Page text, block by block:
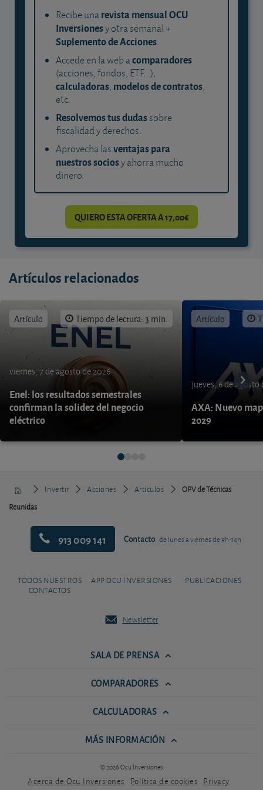
Recibe unarevista mensual OCU
Inversionesy otra semanal +
Suplemento de Acciones.
Accede en la web acomparadores
(acciones, fondos, ETF...),
calculadoras, modelos de contratos,
etc.
Resolvemos tus dudassobre
fiscalidad y derechos.
Aprovecha lasventajas para
nuestros sociosy ahorra mucho
dinero.
QUIERO ESTA OFERTA A 17,00€
Artículos relacionados
Artículo Tiempo de lectura: 3 min.
viernes, 7 de agosto de 2026
Enel: los resultados semestrales
confirman la solidez del negocio
eléctrico
Artículo
jueves, 6 de agosto
AXA: Nuevo
2029
Invertir Acciones Artículos
OPV de Técnicas
Reunidas
913 009 141 Contacto de lunes a viernes de 9h-14h
TODOS NUESTROS
CONTACTOS
APP OCU INVERSIONES PUBLICACIONES
Newsletter
SALA DE PRENSA
COMPARADORES
CALCULADORAS
MÁS INFORMACIÓN
© 2026 Ocu Inversiones
Acerca de Ocu Inversiones Política de cookies Privacy